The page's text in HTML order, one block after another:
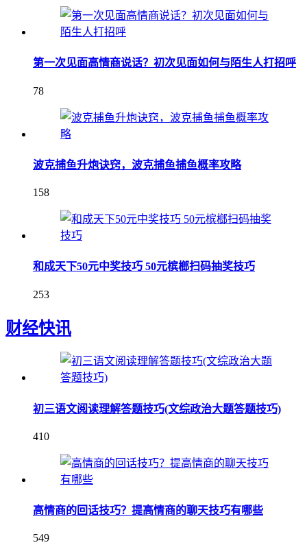
第一次见面高情商说话？初次见面如何与陌生人打招呼
78
波克捕鱼升炮诀窍，波克捕鱼捕鱼概率攻略
158
和成天下50元中奖技巧 50元槟榔扫码抽奖技巧
253
财经快讯
初三语文阅读理解答题技巧(文综政治大题答题技巧)
410
高情商的回话技巧？提高情商的聊天技巧有哪些
549